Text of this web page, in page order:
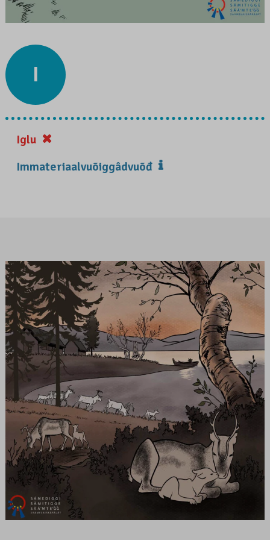
I
Iglu
Immateriaalvuõiggâdvuõđ